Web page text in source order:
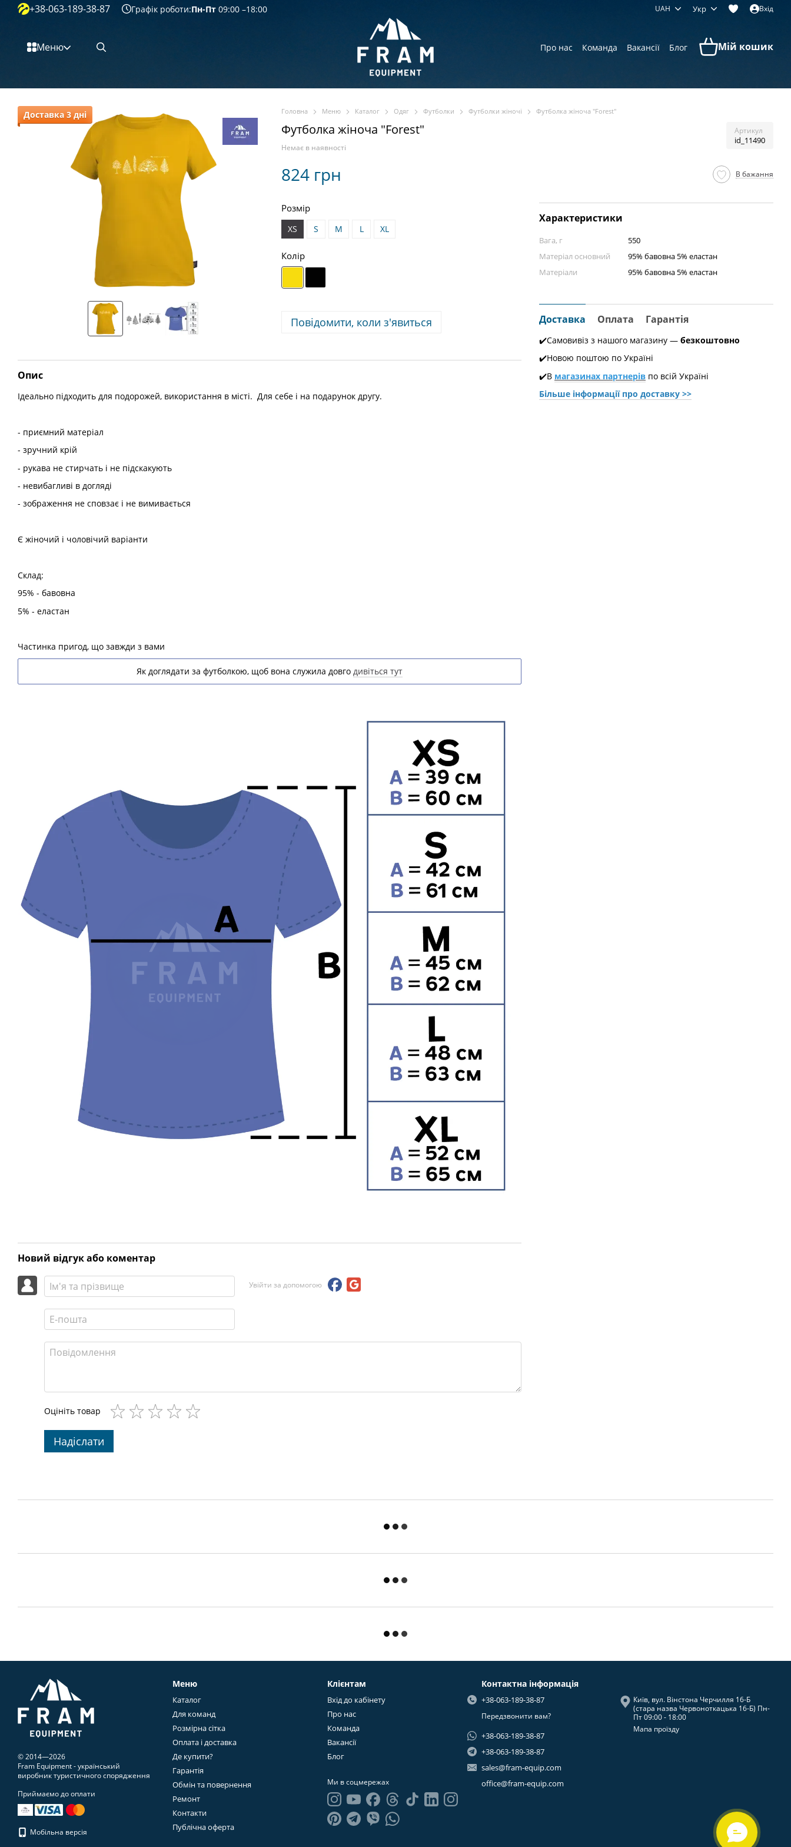
Перейти к основному контенту
+38-063-189-38-87 Графік роботи:Пн-Пт 09:00 –18:00 UAH Укр Вхід
Меню Про нас Команда Вакансії Блог Мій кошик
Доставка 3 дні Головна Меню Каталог Одяг Футболки Футболки жіночі Футболка жіноча "Forest"
Футболка жіноча "Forest" Артикул
id_11490
Немає в наявності
824 грн В бажання
Розмір
XS S M L XL
Колір
Повідомити, коли з'явиться
Характеристики
Вага, г
550
Матеріал основний
95% бавовна 5% еластан
Матеріали
95% бавовна 5% еластан
Доставка Оплата Гарантія
✔️Самовивіз з нашого магазину — безкоштовно
✔️Новою поштою по Україні
✔️В магазинах партнерів по всій Україні
Більше інформації про доставкy >>
Опис
Ідеально підходить для подорожей, використання в місті. Для себе і на подарунок другу.
- приємний матеріал
- зручний крій
- рукава не стирчать і не підскакують
- невибагливі в догляді
- зображення не сповзає і не вимивається
Є жіночий і чоловічий варіанти
Склад:
95% - бавовна
5% - еластан
Частинка пригод, що завжди з вами
Як доглядати за футболкою, щоб вона служила довго дивіться тут
Новий відгук або коментар
Увійти за допомогою
Оцініть товар
Надіслати
© 2014—2026
Fram Equipment - український
виробник туристичного спорядження
Приймаємо до оплати
Мобільна версія
Меню
Каталог
Для команд
Розмірна сітка
Оплата і доставка
Де купити?
Гарантія
Обмін та повернення
Ремонт
Контакти
Публічна оферта
Клієнтам
Вхід до кабінету
Про нас
Команда
Вакансії
Блог
Ми в соцмережах
Контактна інформація
+38-063-189-38-87
Передзвонити вам?
+38-063-189-38-87
+38-063-189-38-87
sales@fram-equip.com
office@fram-equip.com
Київ, вул. Вінстона Черчилля 16-Б
(стара назва Червоноткацька 16-Б) Пн-
Пт 09:00 - 18:00
Мапа проїзду
ОНЛАЙН
ЧАТ